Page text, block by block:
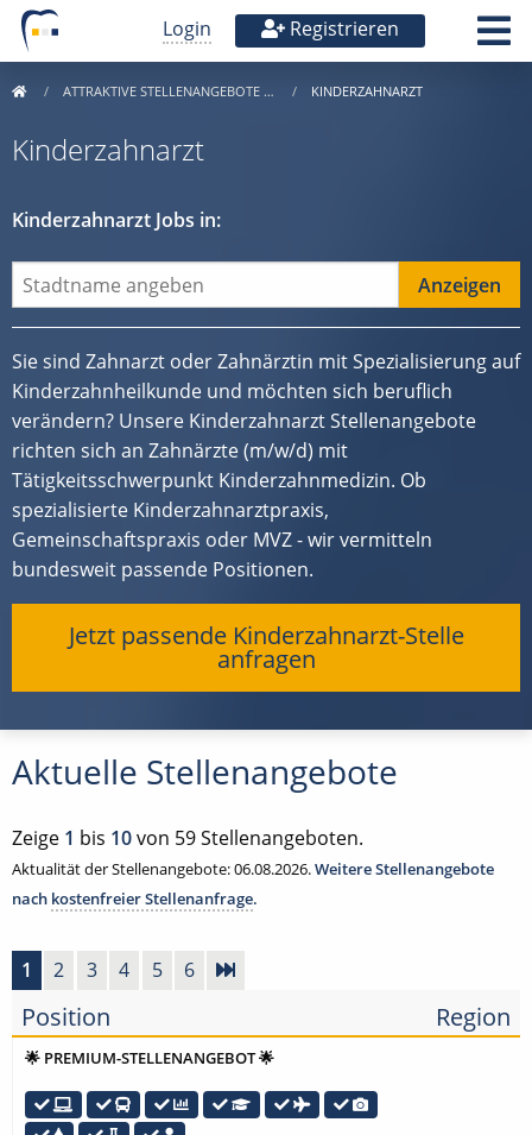
Login Registrieren
ATTRAKTIVE STELLENANGEBOTE … KINDERZAHNARZT
Kinderzahnarzt
Kinderzahnarzt Jobs in:
Sie sind Zahnarzt oder Zahnärztin mit Spezialisierung auf
Kinderzahnheilkunde und möchten sich beruflich
verändern? Unsere Kinderzahnarzt Stellenangebote
richten sich an Zahnärzte (m/w/d) mit
Tätigkeitsschwerpunkt Kinderzahnmedizin. Ob
spezialisierte Kinderzahnarztpraxis,
Gemeinschaftspraxis oder MVZ - wir vermitteln
bundesweit passende Positionen.
Jetzt passende Kinderzahnarzt-Stelle
anfragen
Aktuelle Stellenangebote
Zeige 1 bis 10von 59 Stellenangeboten.
Aktualität der Stellenangebote: 06.08.2026.Weitere Stellenangebote
nach kostenfreier Stellenanfrage.
1 2 3 4 5 6
Position Region
🌟 PREMIUM-STELLENANGEBOT 🌟